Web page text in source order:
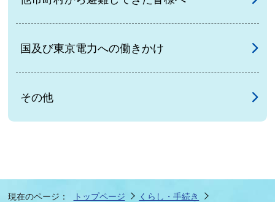
国及び東京電力への働きかけ
その他
現在のページ： トップページ
くらし・手続き